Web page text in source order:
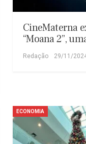
CineMaterna
“Moana 2”,
Redação 29/11/
ECONOMIA